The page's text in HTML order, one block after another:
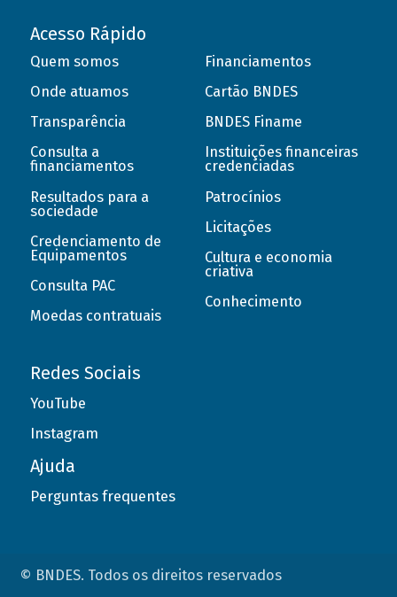
Acesso Rápido
Quem somos
Onde atuamos
Transparência
Consulta a
financiamentos
Resultados para a
sociedade
Credenciamento de
Equipamentos
Consulta PAC
Moedas contratuais
Financiamentos
Cartão BNDES
BNDES Finame
Instituições financeiras
credenciadas
Patrocínios
Licitações
Cultura e economia
criativa
Conhecimento
Redes Sociais
YouTube
Instagram
Ajuda
Perguntas frequentes
© BNDES. Todos os direitos reservados